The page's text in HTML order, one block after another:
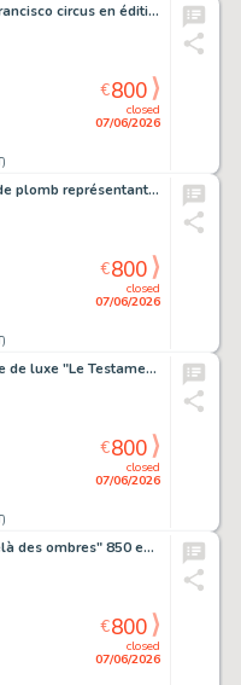
Michel Vaillant, San Francisco circus en édition…
closed
07/06/2026
€800
Illustration à la mine de plomb représentant un…
closed
07/06/2026
€800
Freddy Lombard, tirage de luxe "Le Testament de…
closed
07/06/2026
€800
Tirage de luxe "Au-delà des ombres" 850 ex.,…
closed
07/06/2026
€800